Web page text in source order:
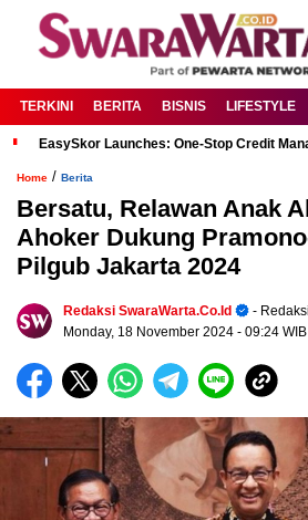
TERKINI BERITA BISNIS LIFESTYLE
EasySkor Launches: One-Stop Credit
Home / Berita
Bersatu, Relawan Anak
Ahoker Dukung
Pilgub Jakarta 2024
Redaksi SwaraWarta.co.id
- Redaksi
Monday, 18 November 2024 - 09:24 WIB